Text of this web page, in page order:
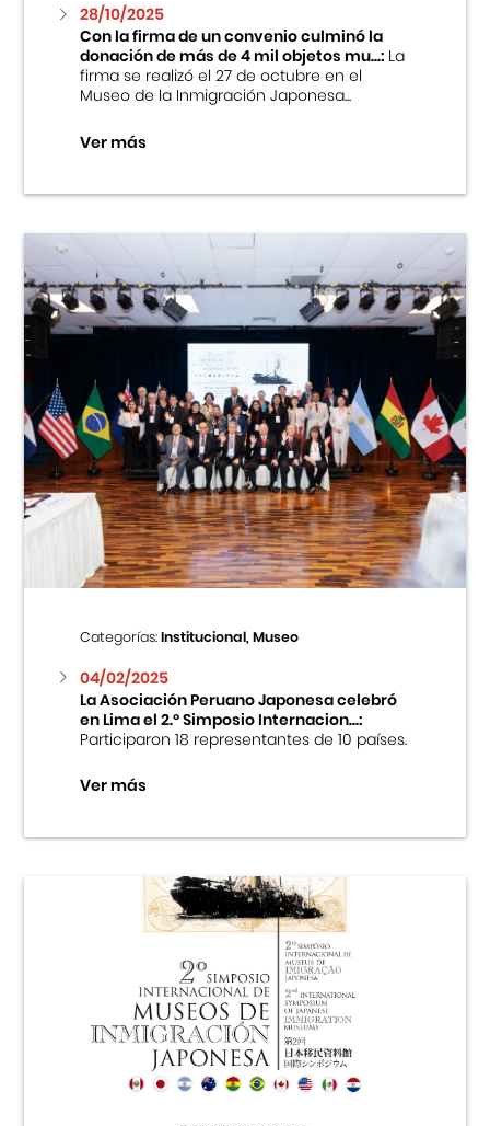
28/10/2025
Con la firma de un convenio culminó la
donación de más de 4 mil objetos mu...:La
firma se realizó el 27 de octubre en el
Museo de la Inmigración Japonesa...
Ver más
Categorías:Institucional, Museo
04/02/2025
La Asociación Peruano Japonesa celebró
en Lima el 2.º Simposio Internacion...:
Participaron 18 representantes de 10 países.
Ver más